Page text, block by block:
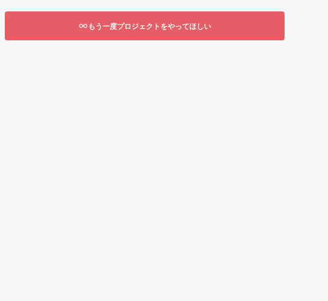
もう一度プロジェクトをやってほしい